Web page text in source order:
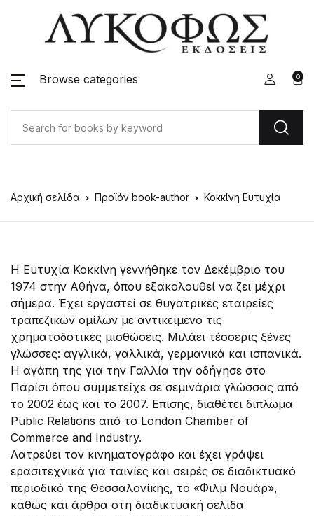
Browse categories 0
Αρχική σελίδα Προϊόν book-author Κοκκίνη Ευτυχία
Η Ευτυχία Κοκκίνη γεννήθηκε τον Δεκέμβριο του
1974 στην Αθήνα, όπου εξακολουθεί να ζει μέχρι
σήμερα. Έχει εργαστεί σε θυγατρικές εταιρείες
τραπεζικών ομίλων με αντικείμενο τις
χρηματοδοτικές μισθώσεις. Μιλάει τέσσερις ξένες
γλώσσες: αγγλικά, γαλλικά, γερμανικά και ισπανικά.
Η αγάπη της για την Γαλλία την οδήγησε στο
Παρίσι όπου συμμετείχε σε σεμινάρια γλώσσας από
το 2002 έως και το 2007. Επίσης, διαθέτει δίπλωμα
Public Relations από το London Chamber of
Commerce and Industry.
Λατρεύει τον κινηματογράφο και έχει γράψει
ερασιτεχνικά για ταινίες και σειρές σε διαδικτυακό
περιοδικό της Θεσσαλονίκης, το «Φιλμ Νουάρ»,
καθώς και άρθρα στη διαδικτυακή σελίδα